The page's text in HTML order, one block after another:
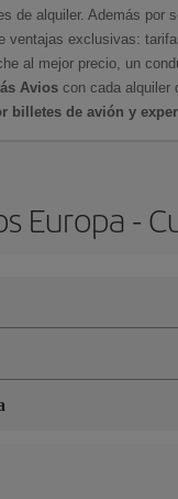
de alquiler. Además por
ventajas exclusivas:
al mejor precio, un
Avios con cada alquiler
billetes de avión y
Europa -